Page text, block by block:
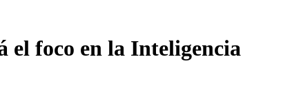
foco en la Inteligencia